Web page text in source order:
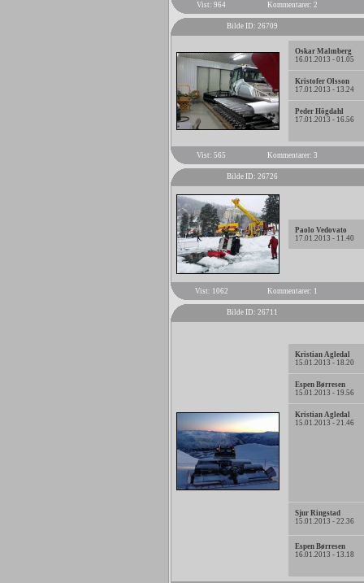
Vist: 964 Kommentarer: 2
Bilde ID: 26709
Oskar Malmberg
16.01.2013 - 01.05
Kristofer Olsson
17.01.2013 - 13.24
Peder Högdahl
17.01.2013 - 16.56
Vist: 565 Kommentarer: 3
Bilde ID: 26726
Paolo Vedovato
17.01.2013 - 11.40
Vist: 1062 Kommentarer: 1
Bilde ID: 26711
Kristian Agledal
15.01.2013 - 18.20
Espen Børresen
15.01.2013 - 19.56
Kristian Agledal
15.01.2013 - 21.46
Sjur Ringstad
15.01.2013 - 22.36
Espen Børresen
16.01.2013 - 13.18